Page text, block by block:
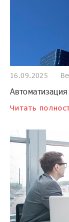
16.09.2025
Читать